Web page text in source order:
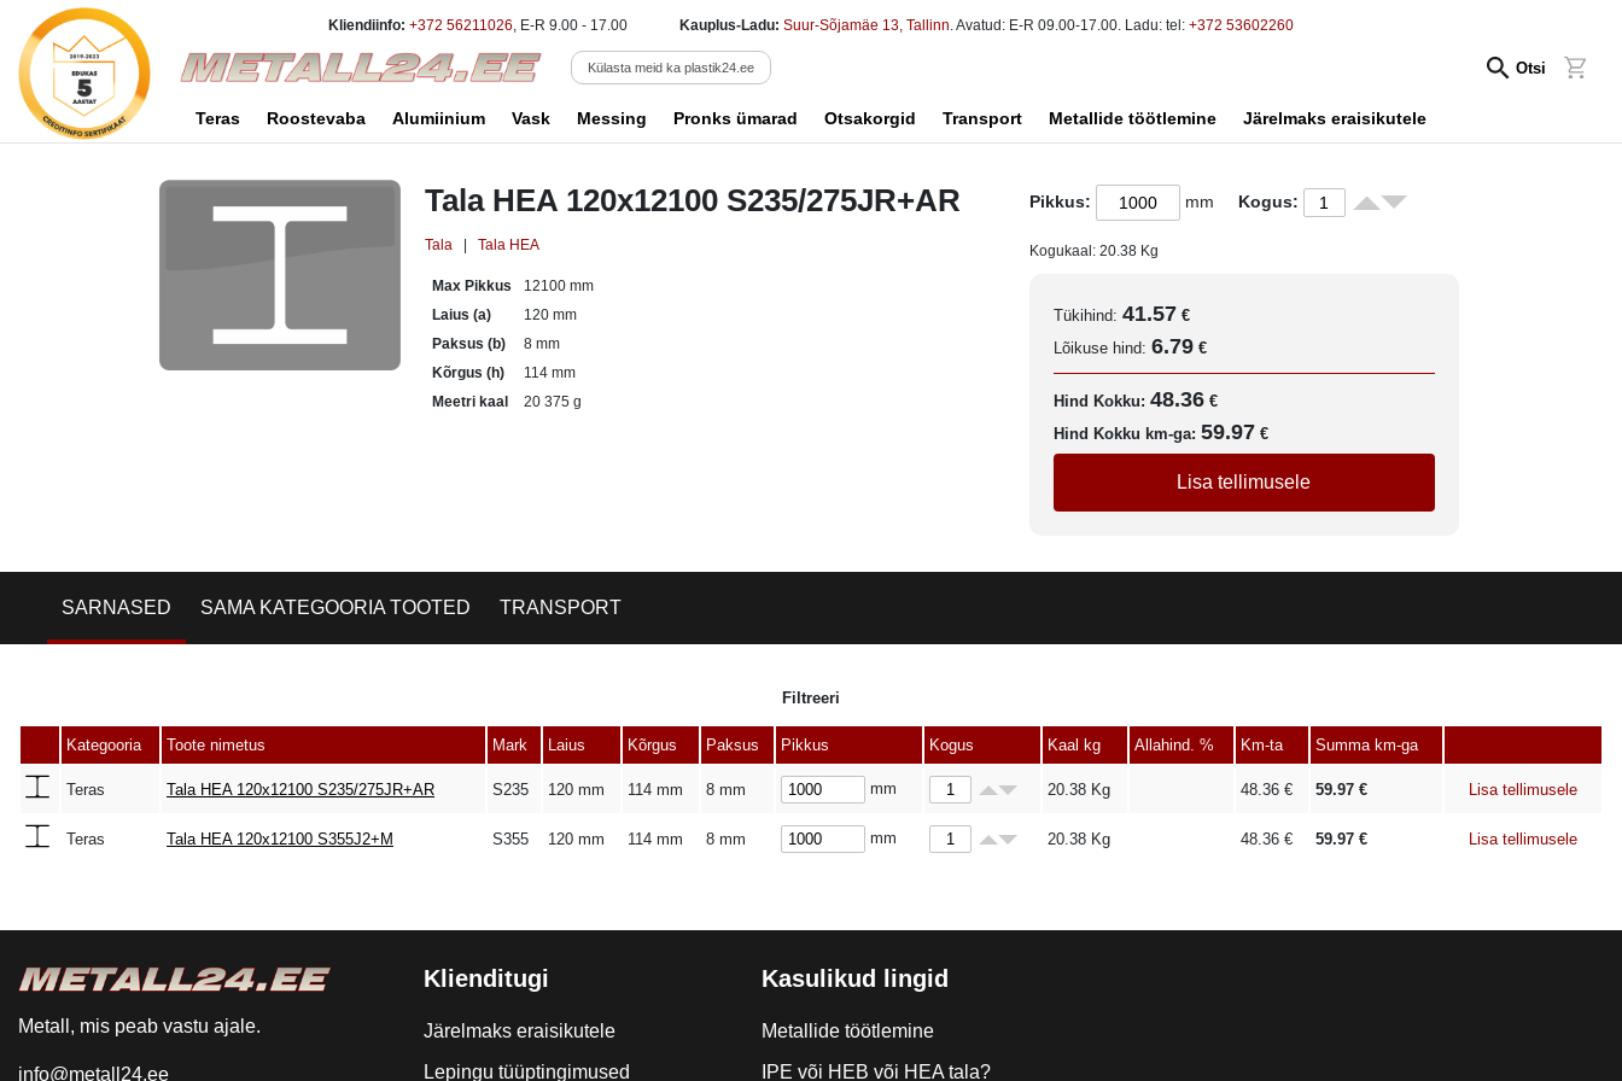
Kliendiinfo: +372 56211026, E-R 9.00 - 17.00 Kauplus-Ladu: Suur-Sõjamäe 13, Tallinn. Avatud: E-R 09.00-17.00. Ladu: tel: +372 53602260
Külasta meid ka plastik24.ee Otsi
Teras Roostevaba Alumiinium Vask Messing Pronks ümarad Otsakorgid Transport Metallide töötlemine Järelmaks eraisikutele
Tala HEA 120x12100 S235/275JR+AR
Tala Tala HEA
Max Pikkus
12100 mm
Laius (a)
120 mm
Paksus (b)
8 mm
Kõrgus (h)
114 mm
Meetri kaal
20 375 g
Pikkus: mm Kogus:
Kogukaal: 20.38Kg
Tükihind: 41.57 €
Lõikuse hind: 6.79 €
Hind Kokku: 48.36 €
Hind Kokku km-ga: 59.97 €
Lisa tellimusele
SARNASED SAMA KATEGOORIA TOOTED TRANSPORT
Filtreeri
Kategooria Toote nimetus Mark Laius Kõrgus Paksus Pikkus Kogus Kaal kg Allahind. % Km-ta Summa km-ga
Teras Tala HEA 120x12100 S235/275JR+AR S235 120 mm 114 mm 8 mm mm 20.38 Kg 48.36 € 59.97 € Lisa tellimusele
Teras Tala HEA 120x12100 S355J2+M S355 120 mm 114 mm 8 mm mm 20.38 Kg 48.36 € 59.97 € Lisa tellimusele
Metall, mis peab vastu ajale.
info@metall24.ee
Klienditugi
Järelmaks eraisikutele
Lepingu tüüptingimused
Kasulikud lingid
Metallide töötlemine
IPE või HEB või HEA tala?